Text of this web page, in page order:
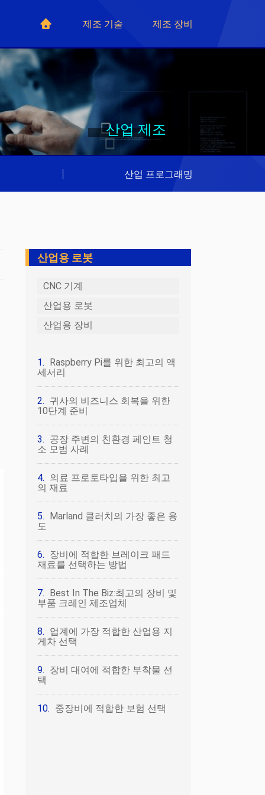
제조 기술 제조 장비
산업 제조
산업 프로그래밍
산업용 로봇
CNC 기계
산업용 로봇
산업용 장비
Raspberry Pi를 위한 최고의 액
세서리
귀사의 비즈니스 회복을 위한
10단계 준비
공장 주변의 친환경 페인트 청
소 모범 사례
의료 프로토타입을 위한 최고
의 재료
Marland 클러치의 가장 좋은 용
도
장비에 적합한 브레이크 패드
재료를 선택하는 방법
Best In The Biz:최고의 장비 및
부품 크레인 제조업체
업계에 가장 적합한 산업용 지
게차 선택
장비 대여에 적합한 부착물 선
택
중장비에 적합한 보험 선택